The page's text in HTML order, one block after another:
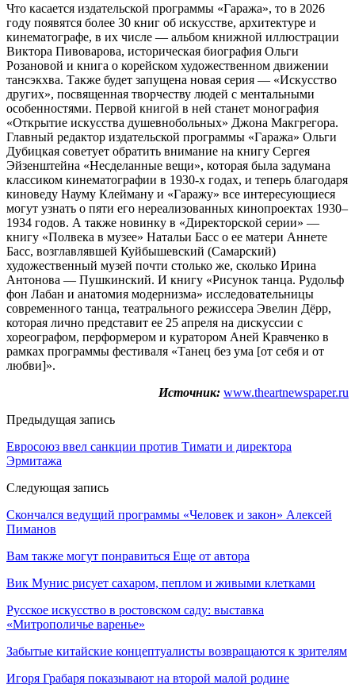
Что касается издательской программы «Гаража», то в 2026
году появятся более 30 книг об искусстве, архитектуре и
кинематографе, в их числе — альбом книжной иллюстрации
Виктора Пивоварова, историческая биография Ольги
Розановой и книга о корейском художественном движении
тансэкхва. Также будет запущена новая серия — «Искусство
других», посвященная творчеству людей с ментальными
особенностями. Первой книгой в ней станет монография
«Открытие искусства душевнобольных» Джона Макгрегора.
Главный редактор издательской программы «Гаража» Ольги
Дубицкая советует обратить внимание на книгу Сергея
Эйзенштейна «Несделанные вещи», которая была задумана
классиком кинематографии в 1930-х годах, и теперь благодаря
киноведу Науму Клейману и «Гаражу» все интересующиеся
могут узнать о пяти его нереализованных кинопроектах 1930–
1934 годов. А также новинку в «Директорской серии» —
книгу «Полвека в музее» Натальи Басс о ее матери Аннете
Басс, возглавлявшей Куйбышевский (Самарский)
художественный музей почти столько же, сколько Ирина
Антонова — Пушкинский. И книгу «Рисунок танца. Рудольф
фон Лабан и анатомия модернизма» исследовательницы
современного танца, театрального режиссера Эвелин Дёрр,
которая лично представит ее 25 апреля на дискуссии с
хореографом, перформером и куратором Аней Кравченко в
рамках программы фестиваля «Танец без ума [от себя и от
любви]».
Источник: www.theartnewspaper.ru
Предыдущая запись
Евросоюз ввел санкции против Тимати и директора
Эрмитажа
Следующая запись
Скончался ведущий программы «Человек и закон» Алексей
Пиманов
Вам также могут понравиться Еще от автора
Вик Мунис рисует сахаром, пеплом и живыми клетками
Русское искусство в ростовском саду: выставка
«Митрополичье варенье»
Забытые китайские концептуалисты возвращаются к зрителям
Игоря Грабаря показывают на второй малой родине